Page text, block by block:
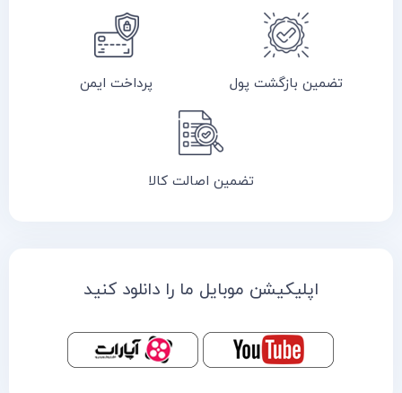
تضمین بازگشت پول پرداخت ایمن
تضمین اصالت کالا
اپلیکیشن موبایل ما را دانلود کنید